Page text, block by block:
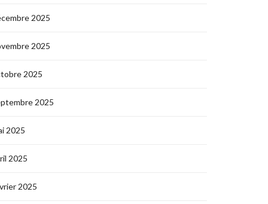
2025
2025
2025
2025
2025
2025
2025